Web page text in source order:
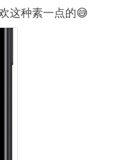
这种素一点的😅